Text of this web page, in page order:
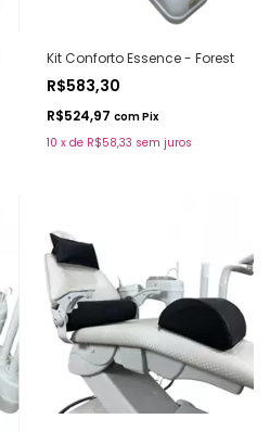
Kit Conforto Essence - Forest
R$583,30
R$524,97 comPix
10 x de R$58,33 sem juros